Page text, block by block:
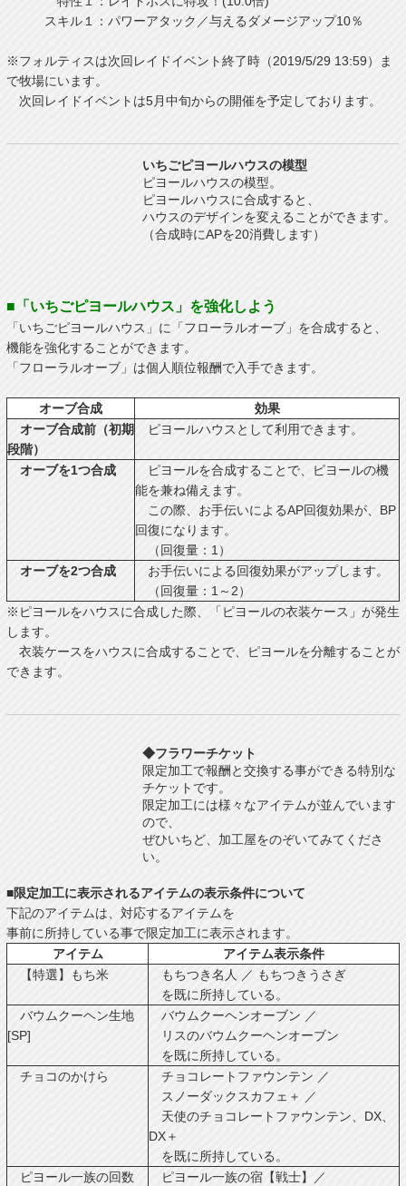
スキル１：パワーアタック／与えるダメージアップ10％
※フォルティスは次回レイドイベント終了時（2019/5/29 13:59）ま
で牧場にいます。
次回レイドイベントは5月中旬からの開催を予定しております。
いちごピヨールハウスの模型
ピヨールハウスの模型。
ピヨールハウスに合成すると、
ハウスのデザインを変えることができます。
（合成時にAPを20消費します）
■「いちごピヨールハウス」を強化しよう
「いちごピヨールハウス」に「フローラルオーブ」を合成すると、
機能を強化することができます。
「フローラルオーブ」は個人順位報酬で入手できます。
オーブ合成
効果
オーブ合成前（初期
段階）
ピヨールハウスとして利用できます。
オーブを1つ合成
ピヨールを合成することで、ピヨールの機
能を兼ね備えます。
この際、お手伝いによるAP回復効果が、BP
回復になります。
（回復量：1）
オーブを2つ合成
お手伝いによる回復効果がアップします。
（回復量：1～2）
※ピヨールをハウスに合成した際、「ピヨールの衣装ケース」が発生
します。
衣装ケースをハウスに合成することで、ピヨールを分離することが
できます。
◆フラワーチケット
限定加工で報酬と交換する事ができる特別な
チケットです。
限定加工には様々なアイテムが並んでいます
ので、
ぜひいちど、加工屋をのぞいてみてくださ
い。
■限定加工に表示されるアイテムの表示条件について
下記のアイテムは、対応するアイテムを
事前に所持している事で限定加工に表示されます。
アイテム
アイテム表示条件
【特選】もち米
もちつき名人 ／ もちつきうさぎ
を既に所持している。
バウムクーヘン生地
[SP]
バウムクーヘンオーブン ／
リスのバウムクーヘンオーブン
を既に所持している。
チョコのかけら
チョコレートファウンテン ／
スノーダックスカフェ＋ ／
天使のチョコレートファウンテン、DX、
DX＋
を既に所持している。
ピヨール一族の回数
ピヨール一族の宿【戦士】／